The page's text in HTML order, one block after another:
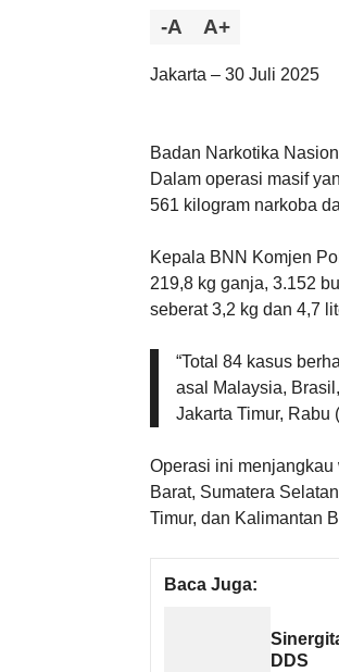
-A A+
Jakarta – 30 Juli 2025
Badan Narkotika
Dalam operasi masif
561 kilogram narkoba
Kepala BNN Komjen
219,8 kg ganja, 3.152
seberat 3,2 kg dan 4,7
“Total 84 kasus
asal Malaysia,
Jakarta Timur, Rabu
Operasi ini menjangkau
Barat, Sumatera
Timur, dan Kalimantan
Baca Juga:
DDS